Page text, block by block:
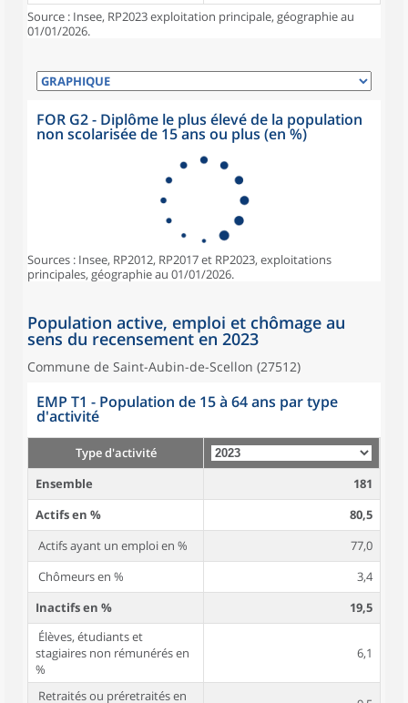
Source : Insee, RP2023 exploitation principale, géographie au
01/01/2026.
FOR G2 - Diplôme le plus élevé de la population
non scolarisée de 15 ans ou plus (en %)
Sources : Insee, RP2012, RP2017 et RP2023, exploitations
principales, géographie au 01/01/2026.
Population active, emploi et chômage au
sens du recensement en 2023
Commune de Saint-Aubin-de-Scellon (27512)
EMP T1 - Population de 15 à 64 ans par type
d'activité
Type d'activité
Ensemble
181
Actifs en %
80,5
Actifs ayant un emploi en %
77,0
Chômeurs en %
3,4
Inactifs en %
19,5
Élèves, étudiants et
stagiaires non rémunérés en
%
6,1
Retraités ou préretraités en